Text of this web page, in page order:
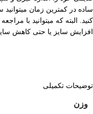
ساده در کمترین زمان میتوانید
کنید. البته که میتوانید با
افزایش سایز یا حتی کاهش
توضیحات تکمیلی
وزن